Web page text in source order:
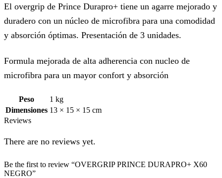
El overgrip de Prince Durapro+ tiene un agarre mejorado y
duradero con un núcleo de microfibra para una comodidad
y absorción óptimas. Presentación de 3 unidades.
Formula mejorada de alta adherencia con nucleo de
microfibra para un mayor confort y absorción
Peso
1 kg
Dimensiones 13 × 15 × 15 cm
Reviews
There are no reviews yet.
Be the first to review “OVERGRIP PRINCE DURAPRO+ X60
NEGRO”